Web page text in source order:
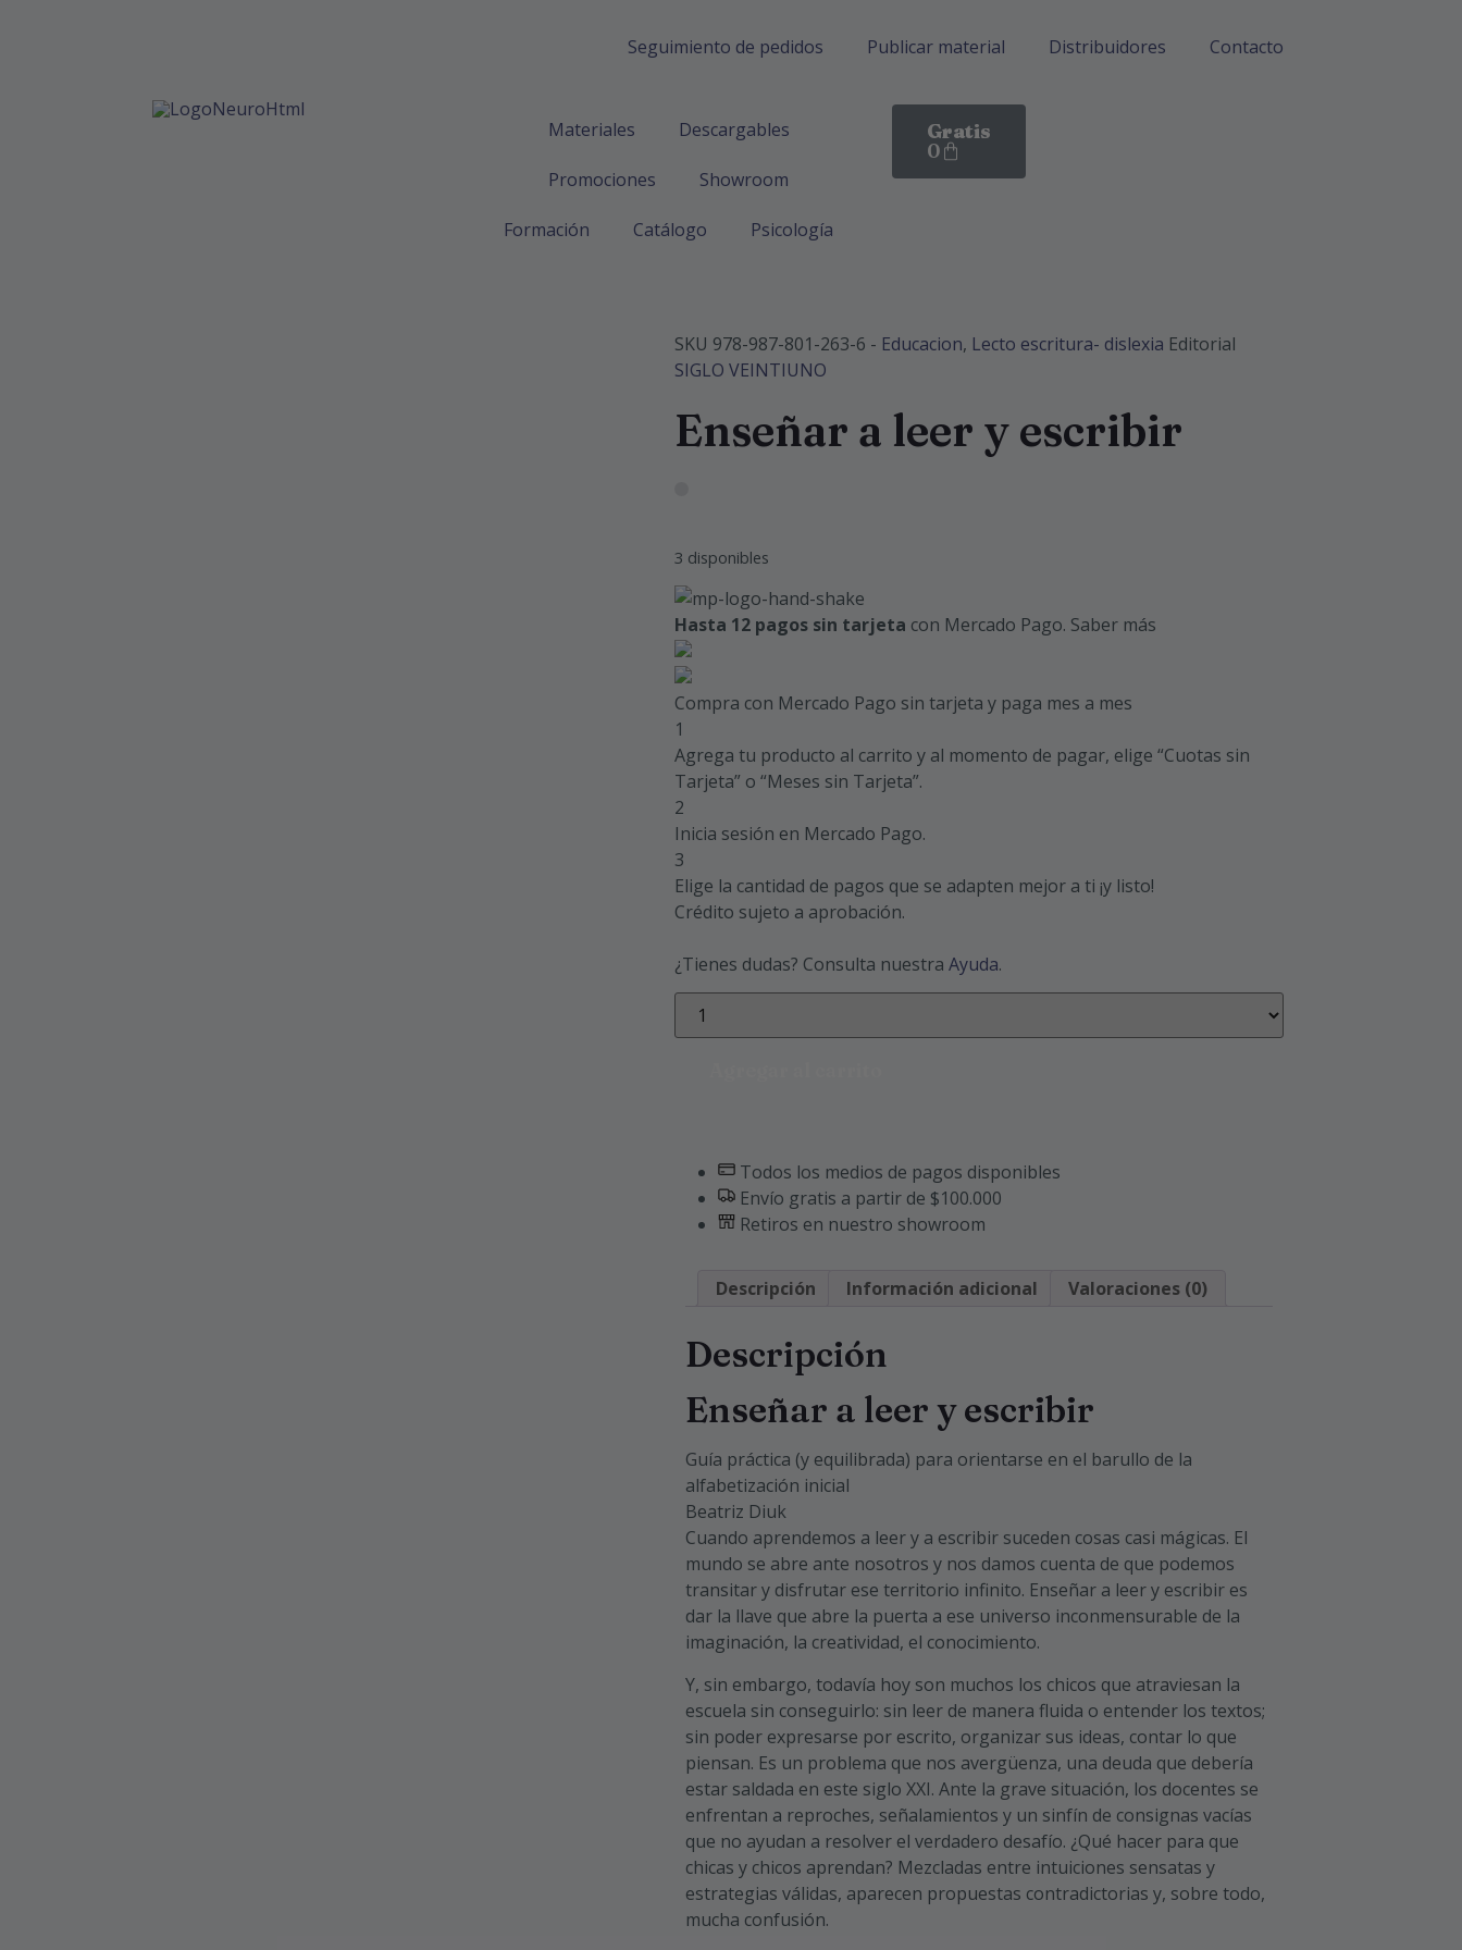
Seguimiento de pedidos Publicar material Distribuidores Contacto
Materiales Descargables
Promociones Showroom
Formación Catálogo Psicología
Gratis
0
SKU 978-987-801-263-6 - Educacion, Lecto escritura- dislexia Editorial
SIGLO VEINTIUNO
Enseñar a leer y escribir
3 disponibles
Hasta 12 pagos sin tarjeta con Mercado Pago. Saber más
Compra con Mercado Pago sin tarjeta y paga mes a mes
1
Agrega tu producto al carrito y al momento de pagar, elige “Cuotas sin
Tarjeta” o “Meses sin Tarjeta”.
2
Inicia sesión en Mercado Pago.
3
Elige la cantidad de pagos que se adapten mejor a ti ¡y listo!
Crédito sujeto a aprobación.
¿Tienes dudas? Consulta nuestra Ayuda.
Todos los medios de pagos disponibles
Envío gratis a partir de $100.000
Retiros en nuestro showroom
Descripción Información adicional Valoraciones (0)
Descripción
Enseñar a leer y escribir
Guía práctica (y equilibrada) para orientarse en el barullo de la
alfabetización inicial
Beatriz Diuk
Cuando aprendemos a leer y a escribir suceden cosas casi mágicas. El
mundo se abre ante nosotros y nos damos cuenta de que podemos
transitar y disfrutar ese territorio infinito. Enseñar a leer y escribir es
dar la llave que abre la puerta a ese universo inconmensurable de la
imaginación, la creatividad, el conocimiento.
Y, sin embargo, todavía hoy son muchos los chicos que atraviesan la
escuela sin conseguirlo: sin leer de manera fluida o entender los textos;
sin poder expresarse por escrito, organizar sus ideas, contar lo que
piensan. Es un problema que nos avergüenza, una deuda que debería
estar saldada en este siglo XXI. Ante la grave situación, los docentes se
enfrentan a reproches, señalamientos y un sinfín de consignas vacías
que no ayudan a resolver el verdadero desafío. ¿Qué hacer para que
chicas y chicos aprendan? Mezcladas entre intuiciones sensatas y
estrategias válidas, aparecen propuestas contradictorias y, sobre todo,
mucha confusión.